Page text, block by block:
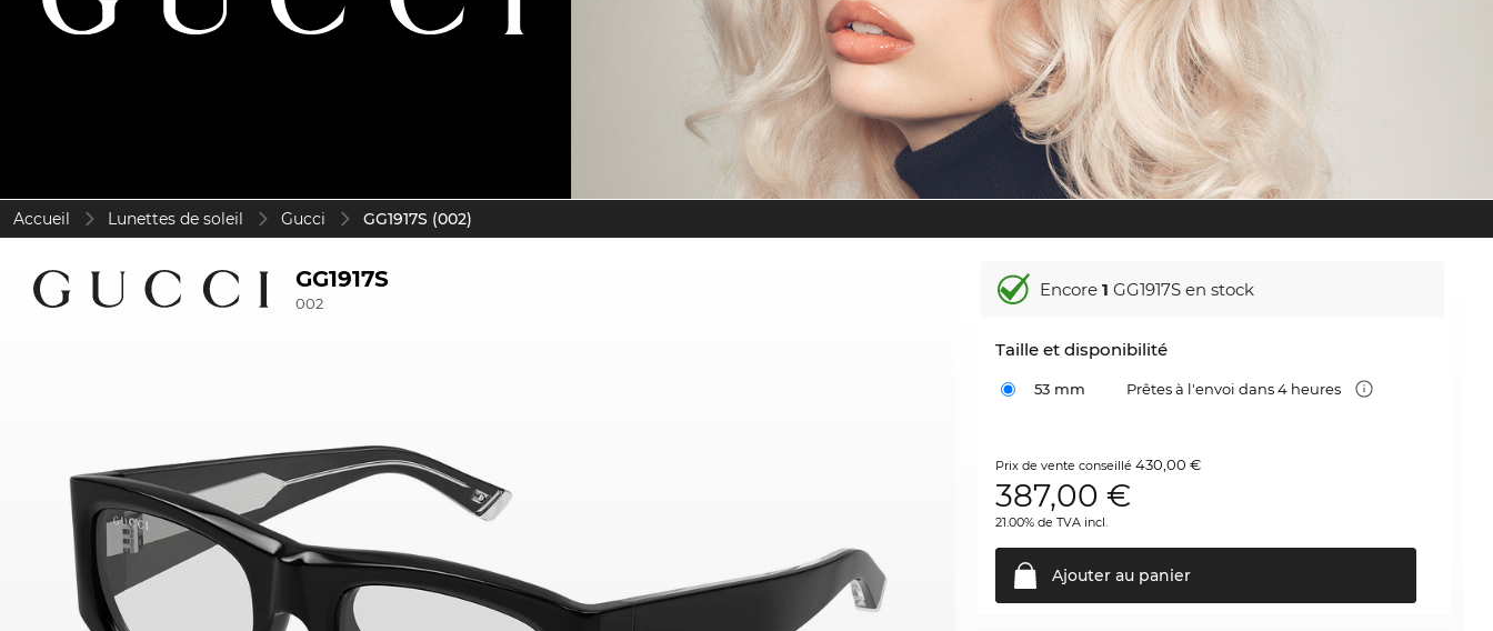
Accueil Lunettes de soleil Gucci GG1917S (002)
GG1917S
002
Encore1 GG1917S en stock
Taille et disponibilité
53 mm Prêtes à l'envoi dans 4 heures
Prix de vente conseillé430,00 €
387,00 €
21.00% de TVA incl.
Ajouter au panier